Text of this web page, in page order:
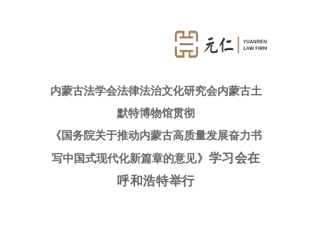
内蒙古法学会法律法治文化研究会内蒙古土
默特博物馆贯彻
《国务院关于推动内蒙古高质量发展奋力书
写中国式现代化新篇章的意见》 学习会在
呼和浩特举行